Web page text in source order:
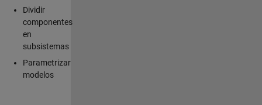
Dividir
componentes
en
subsistemas
Parametrizar
modelos